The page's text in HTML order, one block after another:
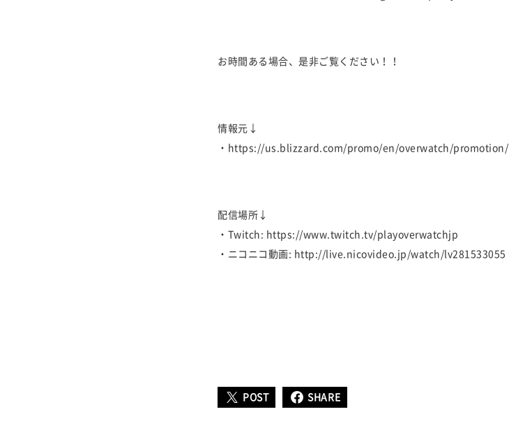
お時間ある場合、是非ご覧ください！！
情報元↓
・https://us.blizzard.com/promo/en/overwatch/promotion/
配信場所↓
・Twitch: https://www.twitch.tv/playoverwatchjp
・ニコニコ動画: http://live.nicovideo.jp/watch/lv281533055
POST SHARE